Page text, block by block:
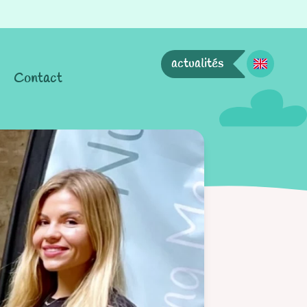
Contact
actualités